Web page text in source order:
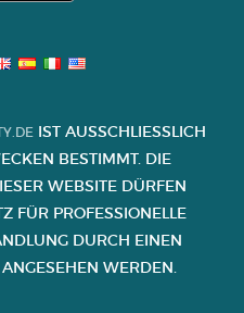
IST AUSSCHLIESSLICH Z
BESTIMMT. DIE I
WEBSITE DÜRFEN K
PROFESSIONELLE B
DURCH EINEN A
WERDEN.